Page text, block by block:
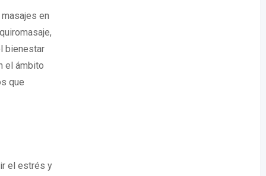
en
bienestar
el ámbito
que
el estrés y